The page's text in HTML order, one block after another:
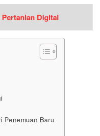
Digital
Penemuan Baru